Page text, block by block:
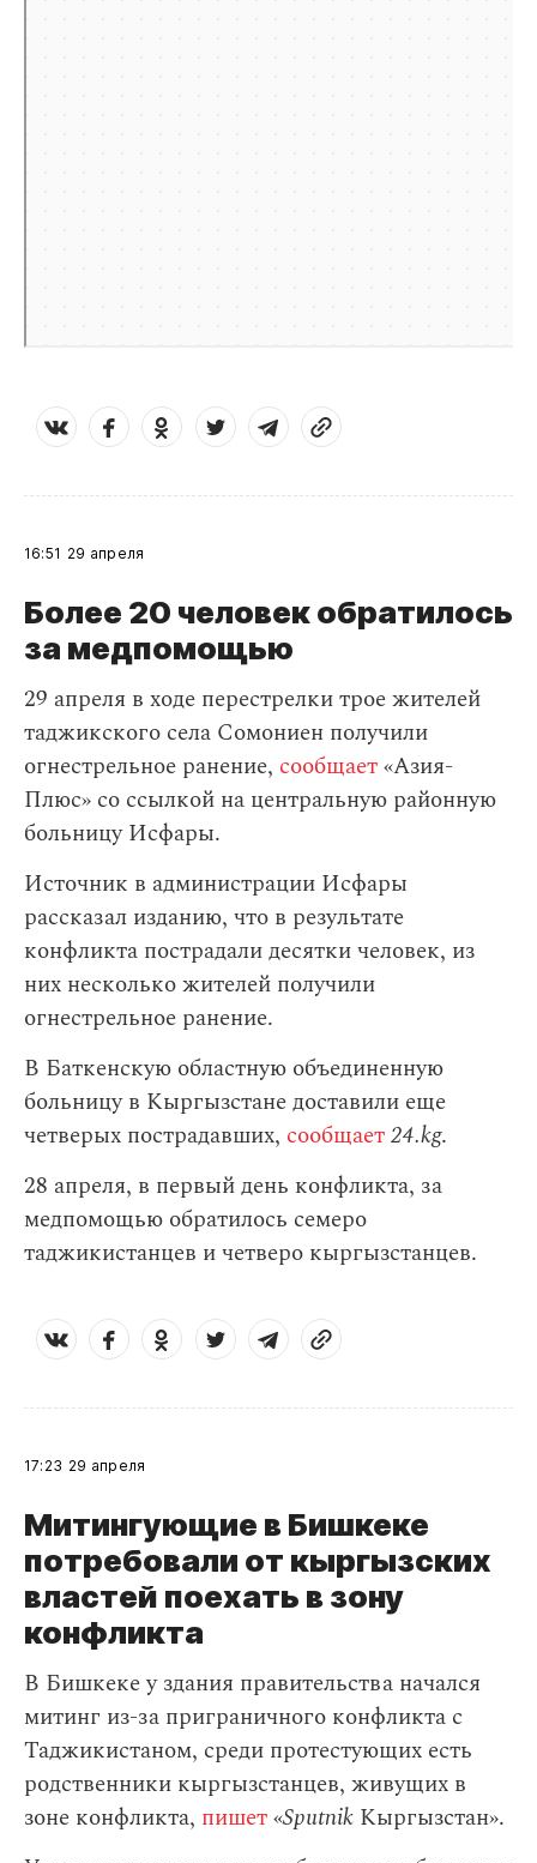
16:51 29 апреля
Более 20 человек обратилось
за медпомощью
29 апреля в ходе перестрелки трое жителей
таджикского села Сомониен получили
огнестрельное ранение, сообщает«Азия-
Плюс» со ссылкой на центральную районную
больницу Исфары.
Источник в администрации Исфары
рассказал изданию, что в результате
конфликта пострадали десятки человек, из
них несколько жителей получили
огнестрельное ранение.
В Баткенскую областную объединенную
больницу в Кыргызстане доставили еще
четверых пострадавших, сообщает24.kg.
28 апреля, в первый день конфликта, за
медпомощью обратилось семеро
таджикистанцев и четверо кыргызстанцев.
17:23 29 апреля
Митингующие в Бишкеке
потребовали от кыргызских
властей поехать в зону
конфликта
В Бишкеке у здания правительства начался
митинг из-за приграничного конфликта с
Таджикистаном, среди протестующих есть
родственники кыргызстанцев, живущих в
зоне конфликта, пишет«Sputnik Кыргызстан».